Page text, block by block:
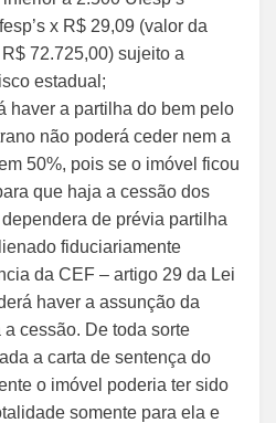
x R$ 29,09 (valor da
72.725,00) sujeito a
estadual;
haver a partilha do bem pelo
não poderá ceder nem a
50%, pois se o imóvel ficou
que haja a cessão dos
de prévia partilha
fiduciariamente
da CEF – artigo 29 da Lei
haver a assunção da
cessão. De toda sorte
a carta de sentença do
o imóvel poderia ter sido
somente para ela e